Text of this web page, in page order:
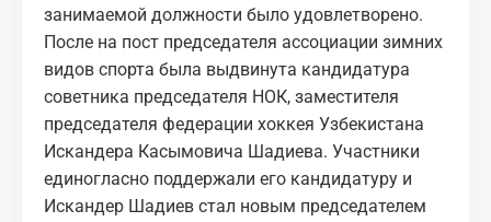
занимаемой должности было удовлетворено.
После на пост председателя ассоциации зимних
видов спорта была выдвинута кандидатура
советника председателя НОК, заместителя
председателя федерации хоккея Узбекистана
Искандера Касымовича Шадиева. Участники
единогласно поддержали его кандидатуру и
Искандер Шадиев стал новым председателем